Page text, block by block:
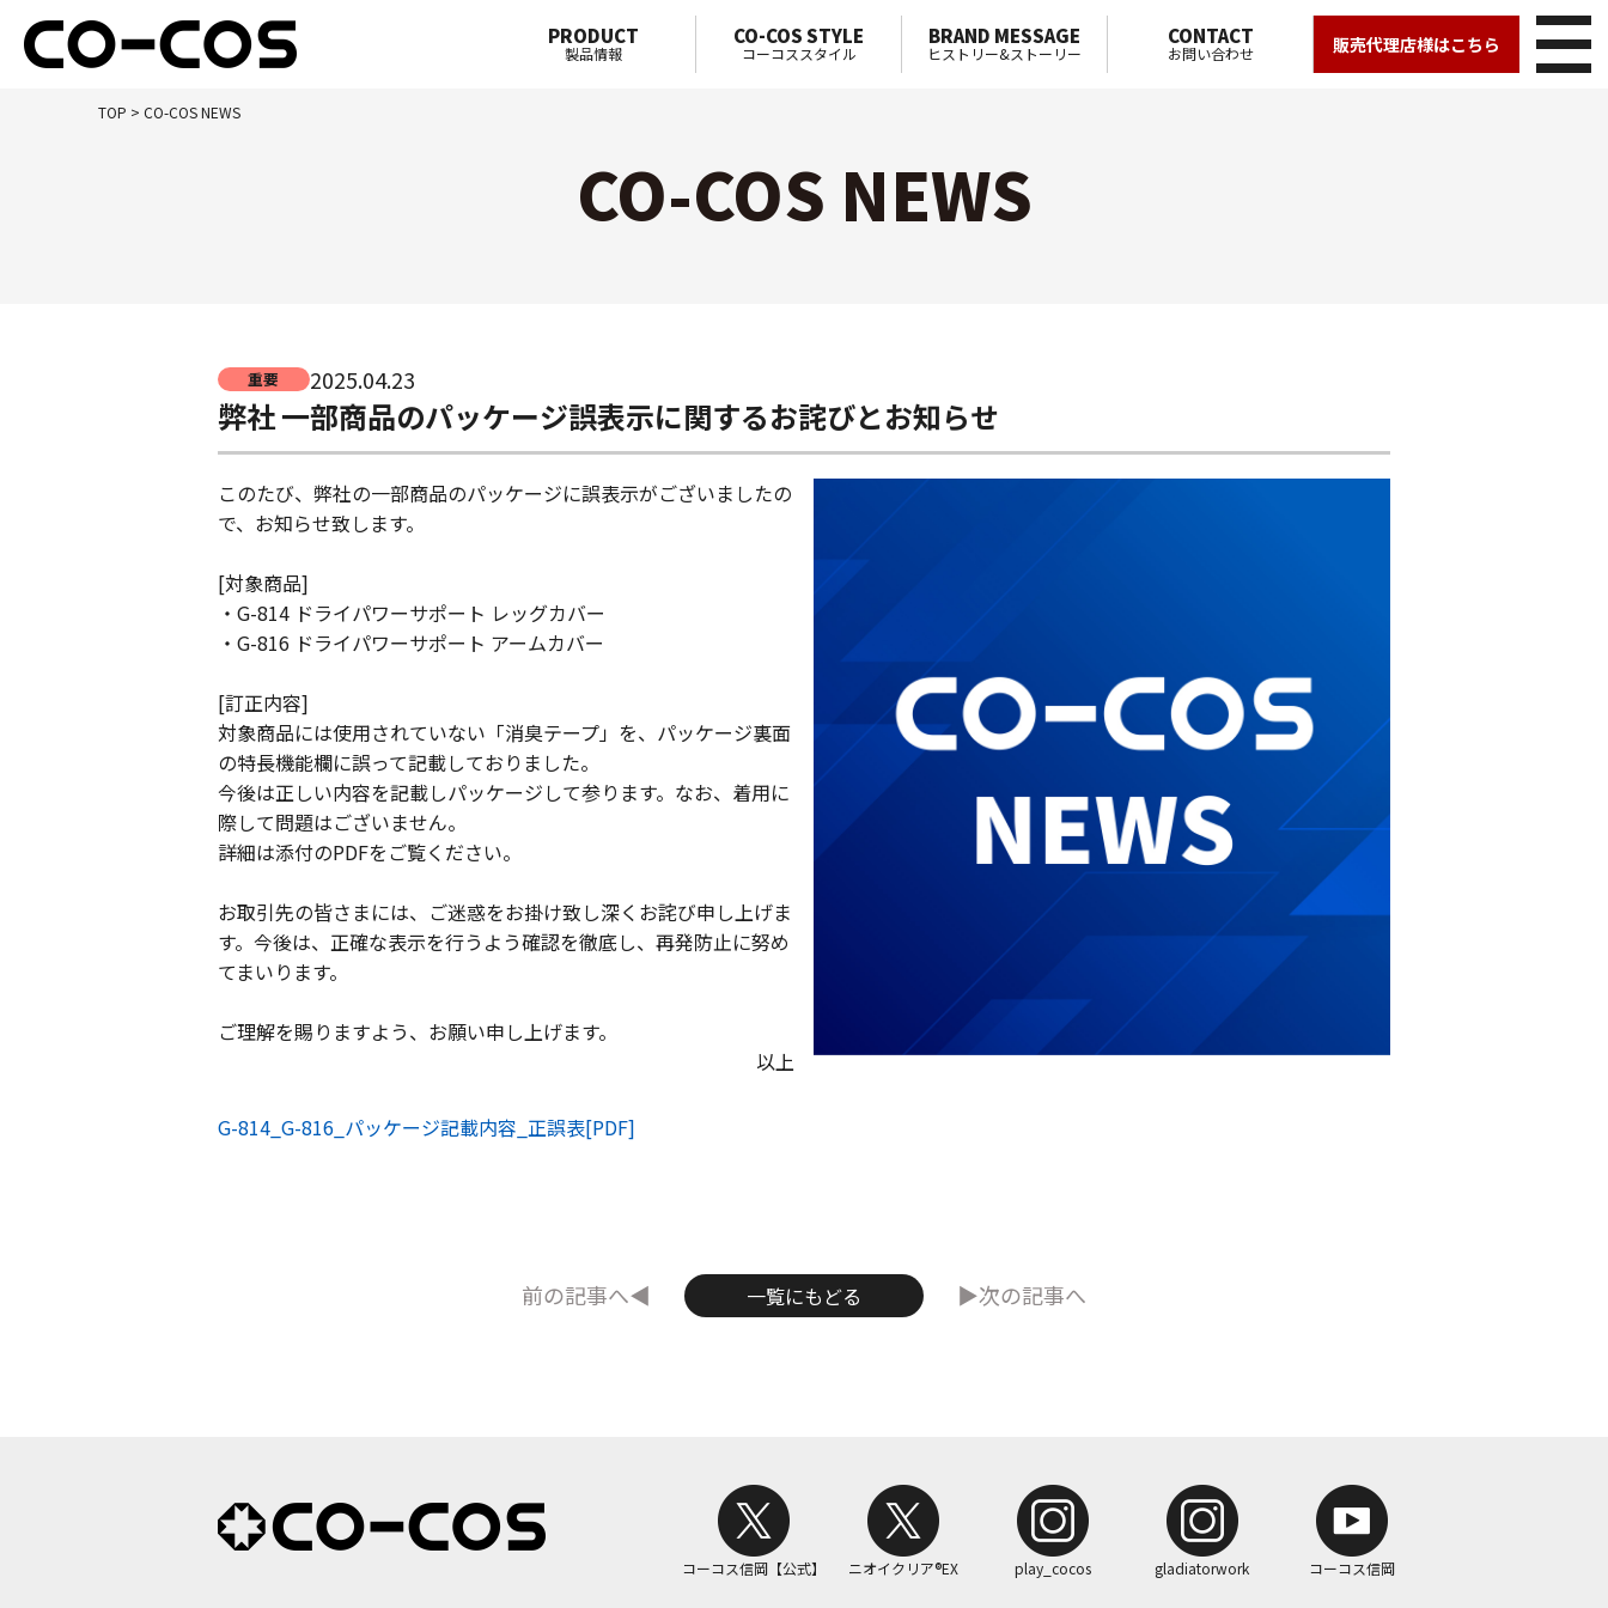
PRODUCT
製品情報
CO-COS STYLE
コーコススタイル
BRAND MESSAGE
ヒストリー&ストーリー
CONTACT
お問い合わせ 販売代理店様はこちら
TOP > CO-COS NEWS
CO-COS NEWS
重要 2025.04.23
弊社 一部商品のパッケージ誤表示に関するお詫びとお知らせ
このたび、弊社の一部商品のパッケージに誤表示がございましたの
で、お知らせ致します。
[対象商品]
・G-814 ドライパワーサポート レッグカバー
・G-816 ドライパワーサポート アームカバー
[訂正内容]
対象商品には使用されていない「消臭テープ」を、パッケージ裏面
の特長機能欄に誤って記載しておりました。
今後は正しい内容を記載しパッケージして参ります。なお、着用に
際して問題はございません。
詳細は添付のPDFをご覧ください。
お取引先の皆さまには、ご迷惑をお掛け致し深くお詫び申し上げま
す。今後は、正確な表示を行うよう確認を徹底し、再発防止に努め
てまいります。
ご理解を賜りますよう、お願い申し上げます。
以上
G-814_G-816_パッケージ記載内容_正誤表[PDF]
前の記事へ◀ 一覧にもどる ▶次の記事へ
コーコス信岡【公式】 ニオイクリア®EX play_cocos gladiatorwork コーコス信岡